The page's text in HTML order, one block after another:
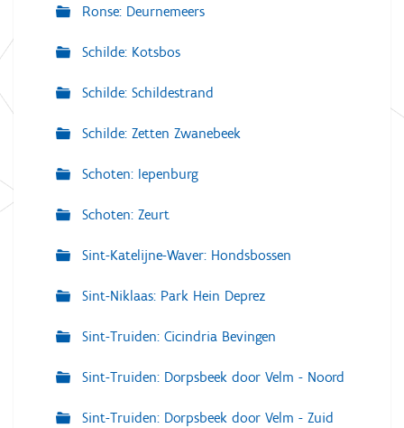
Ronse: Deurnemeers
Schilde: Kotsbos
Schilde: Schildestrand
Schilde: Zetten Zwanebeek
Schoten: Iepenburg
Schoten: Zeurt
Sint-Katelijne-Waver: Hondsbossen
Sint-Niklaas: Park Hein Deprez
Sint-Truiden: Cicindria Bevingen
Sint-Truiden: Dorpsbeek door Velm - Noord
Sint-Truiden: Dorpsbeek door Velm - Zuid